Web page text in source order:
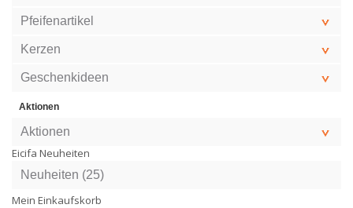
Pfeifenartikel
Kerzen
Geschenkideen
Aktionen
Aktionen
Eicifa Neuheiten
Neuheiten (25)
Mein Einkaufskorb